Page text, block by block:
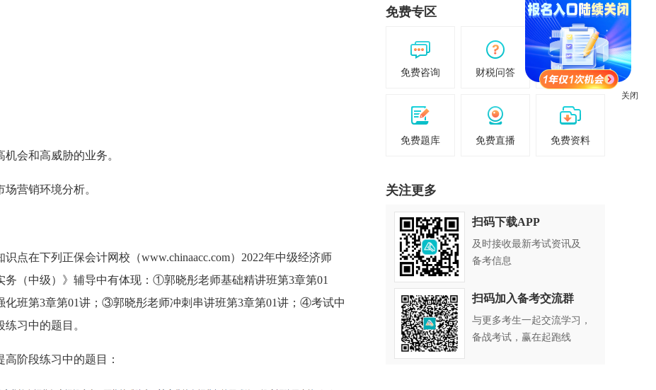
机会和高威胁的业务。
场营销环境分析。
识点在下列正保会计网校（www.chinaacc.com）2022年中级经济师
务（中级）》辅导中有体现：①郭晓彤老师基础精讲班第3章第01
班第3章第01讲；③郭晓彤老师冲刺串讲班第3章第01讲；④考试中
习中的题目。
阶段练习中的题目：
免费专区
免费咨询 财税问答 免费试听
免费题库 免费直播 免费资料
关注更多
扫码下载APP
及时接收最新考试资讯及
备考信息
扫码加入备考交流群
与更多考生一起交流学习，
备战考试，赢在起跑线